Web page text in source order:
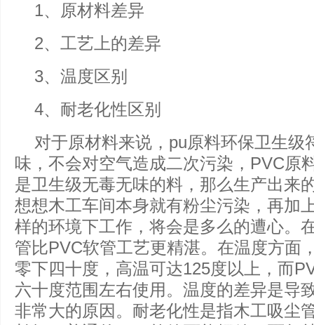
1、原材料差异
2、工艺上的差异
3、温度区别
4、耐老化性区别
对于原材料来说，pu原料环保卫生级
味，不会对空气造成二次污染，PVC原
是卫生级无毒无味的料，那么生产出来
想想木工车间本身就有粉尘污染，再加
样的环境下工作，将会是多么的遭心。
管比PVC软管工艺更精湛。在温度方面
零下四十度，高温可达125度以上，而
六十度范围左右使用。温度的差异是导
非常大的原因。耐老化性是指木工吸尘